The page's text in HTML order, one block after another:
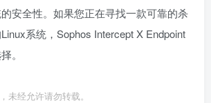
安全性。如果您正在寻找一款可靠的杀
系统，Sophos Intercept X Endpoint
。
未经允许请勿转载。